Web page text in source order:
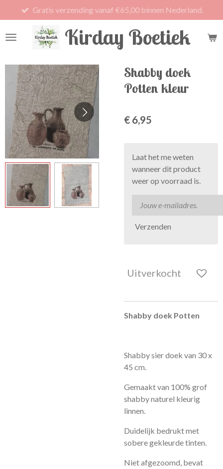
direct
naar
Kirday Boetiek
Gratis verzending vanaf €65,00 binnen Nederland.
Shabby doek
Potten kleur
€ 6,95
Laat het me weten
wanneer dit product
weer op voorraad is.
Verzenden
Uitverkocht
Shabby doek Potten
Shabby sier doek van 30 x
45 cm.
Gemaakt van 100% grof
shabby naturel kleurig
linnen.
Duidelijk bedrukt met
sobere gekleurde tinten.
Niet afgezoomd, bevat